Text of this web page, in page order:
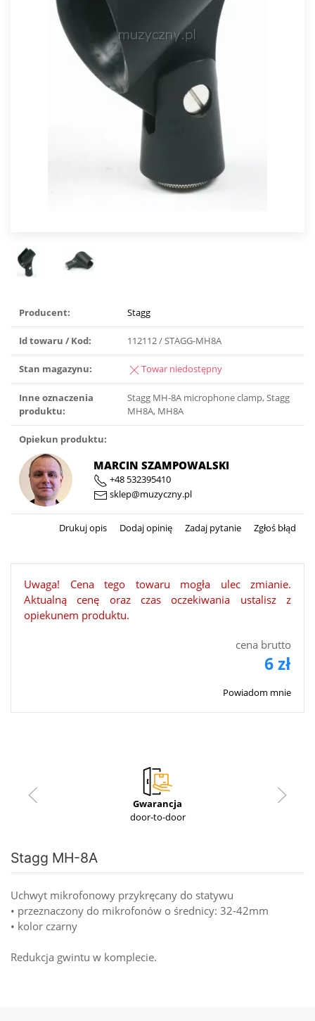
Producent: Stagg
Id towaru / Kod: 112112 / STAGG-MH8A
Stan magazynu: Towar niedostępny
Inne oznaczenia
produktu:
Stagg MH-8A microphone clamp, Stagg
MH8A, MH8A
Opiekun produktu:
MARCIN SZAMPOWALSKI
+48 532395410
sklep@muzyczny.pl
Drukuj opis Dodaj opinię Zadaj pytanie Zgłoś błąd
Uwaga! Cena tego towaru mogła ulec zmianie.
Aktualną cenę oraz czas oczekiwania ustalisz z
opiekunem produktu.
cena brutto
6 zł
Powiadom mnie
Gwarancja
door-to-door
Stagg MH-8A
Uchwyt mikrofonowy przykręcany do statywu
• przeznaczony do mikrofonów o średnicy: 32-42mm
• kolor czarny
Redukcja gwintu w komplecie.